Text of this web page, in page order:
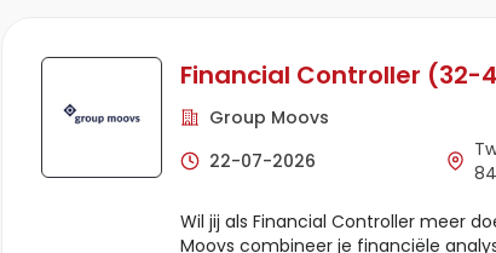
Financial Controller (32-
Group Moovs
22-07-2026
Wil jij als Financial Controller meer
Moovs combineer je financiële